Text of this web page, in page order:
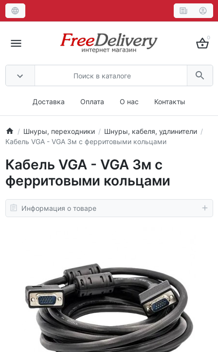
0
Доставка Оплата О нас Контакты
Шнуры, переходники
Шнуры, кабеля, удлинители
Кабель VGA - VGA 3м с ферритовыми кольцами
Кабель VGA - VGA 3м с
ферритовыми кольцами
Информация о товаре